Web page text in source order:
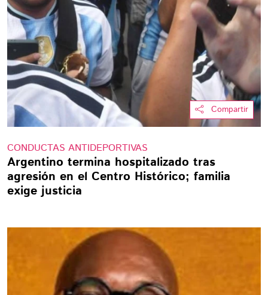
Compartir
CONDUCTAS ANTIDEPORTIVAS
Argentino termina hospitalizado tras
agresión en el Centro Histórico; familia
exige justicia